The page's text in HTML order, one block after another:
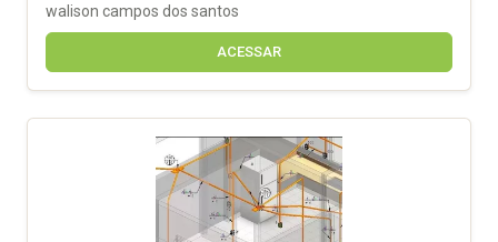
walison campos dos santos
ACESSAR